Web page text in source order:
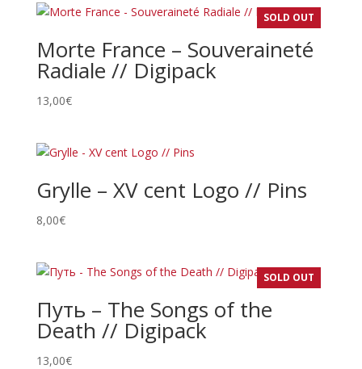
SOLD OUT
Morte France – Souveraineté
Radiale // Digipack
13,00€
Grylle – XV cent Logo // Pins
8,00€
SOLD OUT
Путь – The Songs of the
Death // Digipack
13,00€